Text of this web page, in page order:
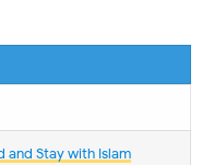
and Stay with Islam